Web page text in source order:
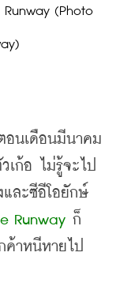
อนเดือนมีนาคม
เก้อ ไม่รู้จะไป
ละซีอีโอยักษ์
Runway ก็
ค้าหนีหายไป